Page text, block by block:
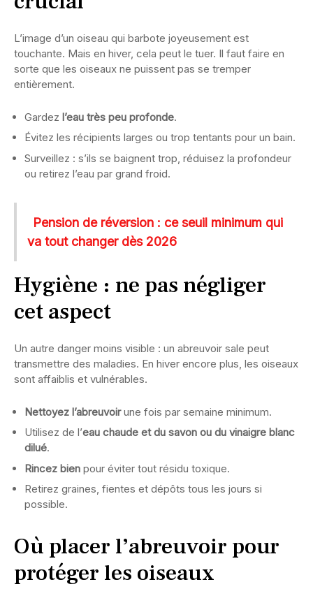
L’image d’un oiseau qui barbote joyeusement est
touchante. Mais en hiver, cela peut le tuer. Il faut faire en
sorte que les oiseaux ne puissent pas se tremper
entièrement.
Gardez l’eau très peu profonde.
Évitez les récipients larges ou trop tentants pour un bain.
Surveillez : s’ils se baignent trop, réduisez la profondeur
ou retirez l’eau par grand froid.
Pension de réversion : ce seuil minimum qui
va tout changer dès 2026
Hygiène : ne pas négliger
cet aspect
Un autre danger moins visible : un abreuvoir sale peut
transmettre des maladies. En hiver encore plus, les oiseaux
sont affaiblis et vulnérables.
Nettoyez l’abreuvoirune fois par semaine minimum.
Utilisez de l’eau chaude et du savon ou du vinaigre blanc
dilué.
Rincez bien pour éviter tout résidu toxique.
Retirez graines, fientes et dépôts tous les jours si
possible.
Où placer l’abreuvoir pour
protéger les oiseaux